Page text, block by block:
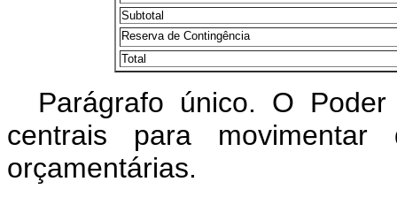
Subtotal
Reserva de Contingência
Total
Parágrafo único. O
centrais para movimentar
orçamentárias.